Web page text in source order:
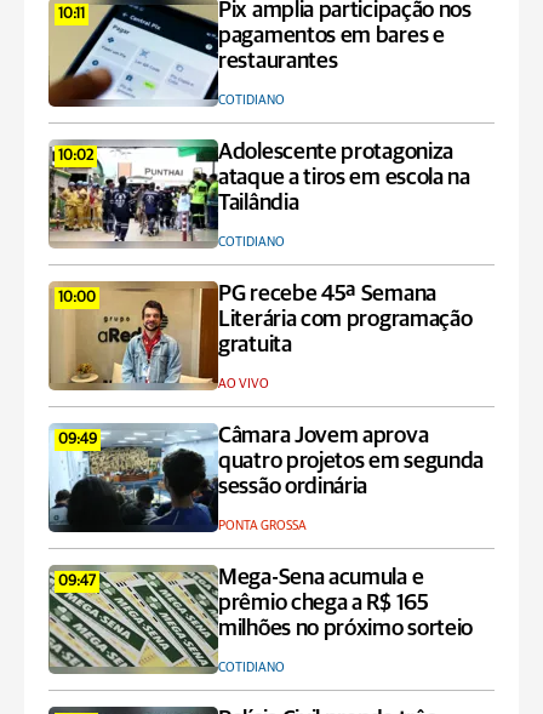
10:11
Pix amplia participação nos
pagamentos em bares e
restaurantes
COTIDIANO
10:02
Adolescente protagoniza
ataque a tiros em escola na
Tailândia
COTIDIANO
10:00
PG recebe 45ª Semana
Literária com programação
gratuita
AO VIVO
09:49
Câmara Jovem aprova
quatro projetos em segunda
sessão ordinária
PONTA GROSSA
09:47
Mega-Sena acumula e
prêmio chega a R$ 165
milhões no próximo sorteio
COTIDIANO